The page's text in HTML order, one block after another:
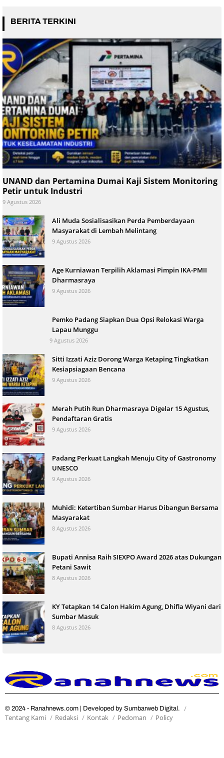
BERITA TERKINI
UNAND dan Pertamina Dumai Kaji Sistem Monitoring
Petir untuk Industri
9 Agustus 2026
Ali Muda Sosialisasikan Perda Pemberdayaan
Masyarakat di Lembah Melintang
9 Agustus 2026
Age Kurniawan Terpilih Aklamasi Pimpin IKA-PMII
Dharmasraya
9 Agustus 2026
Pemko Padang Siapkan Dua Opsi Relokasi Warga
Lapau Munggu
9 Agustus 2026
Sitti Izzati Aziz Dorong Warga Ketaping Tingkatkan
Kesiapsiagaan Bencana
9 Agustus 2026
Merah Putih Run Dharmasraya Digelar 15 Agustus,
Pendaftaran Gratis
9 Agustus 2026
Padang Perkuat Langkah Menuju City of Gastronomy
UNESCO
9 Agustus 2026
Muhidi: Ketertiban Sumbar Harus Dibangun Bersama
Masyarakat
8 Agustus 2026
Bupati Annisa Raih SIEXPO Award 2026 atas Dukungan
Petani Sawit
8 Agustus 2026
KY Tetapkan 14 Calon Hakim Agung, Dhifla Wiyani dari
Sumbar Masuk
8 Agustus 2026
© 2024 - Ranahnews.com | Developed by Sumbarweb Digital.
Tentang Kami Redaksi Kontak Pedoman Policy